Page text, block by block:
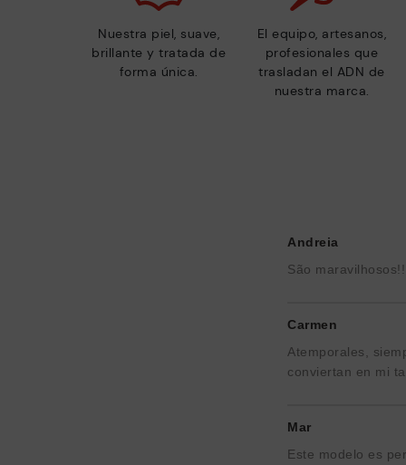
Nuestra piel, suave,
brillante y tratada de
forma única.
El equipo, artesanos,
profesionales que
trasladan el ADN de
nuestra marca.
Andreia
São
Carmen
Atemporales,
conviertan en mi
Mar
Este modelo es